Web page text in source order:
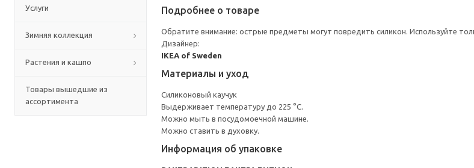
Услуги
Зимняя коллекция
Растения и кашпо
Товары вышедшие из
ассортимента
Подробнее о товаре
Обратите внимание: острые предметы могут повредить силикон. Используйте
Дизайнер:
IKEA of Sweden
Материалы и уход
Силиконовый каучук
Выдерживает температуру до 225 °C.
Можно мыть в посудомоечной машине.
Можно ставить в духовку.
Информация об упаковке